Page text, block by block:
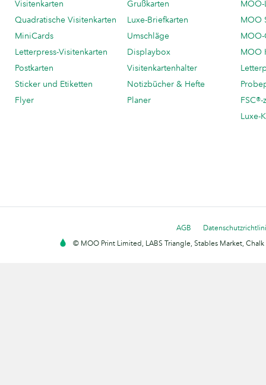
Visitenkarten
Quadratische Visitenkarten
MiniCards
Letterpress-Visitenkarten
Postkarten
Sticker und Etiketten
Flyer
Grußkarten
Luxe-Briefkarten
Umschläge
Displaybox
Visitenkartenhalter
Notizbücher & Hefte
Planer
MOO-
MOO
MOO
Luxe-
AGB
© MOO Print Limited, LABS Triangle, Stables Market,